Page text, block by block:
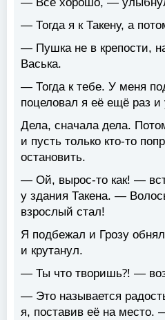
— Тогда я к Такену, а
— Пушка не в крепости,
Васька.
— Тогда к тебе. У меня
поцеловал я её ещё раз и
Дела, сначала дела.
и пусть только кто-то
остановить.
— Ой, вырос-то как! —
у здания Такена. —
взрослый стал!
Я подбежал и Грозу
и крутанул.
— Ты что творишь⁈ —
— Это называется
я, поставив её на место.